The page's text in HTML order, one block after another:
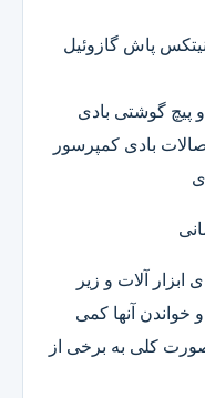
پاش گازوئیل
و پیچ گوشتی بادی
بادی کمپرسور
ابزار آلات و زیر
خواندن آنها کمی
کلی به برخی از